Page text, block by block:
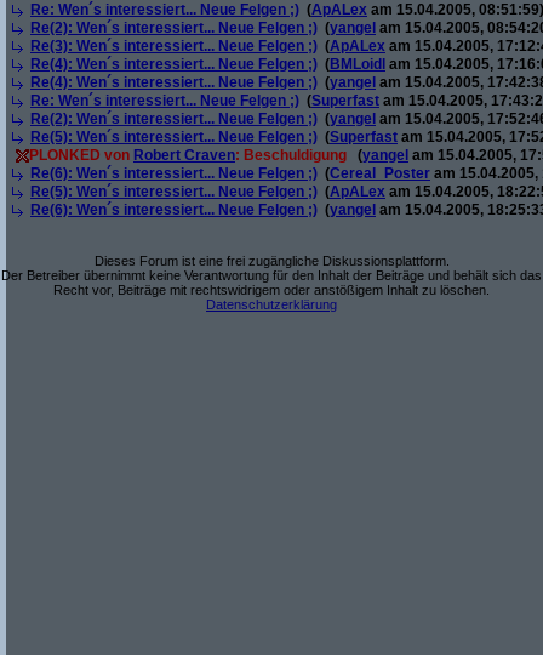
Re: Wen´s interessiert... Neue Felgen ;) (ApALex am 15.04.2005, 08:51:59)
Re(2): Wen´s interessiert... Neue Felgen ;) (yangel am 15.04.2005,
Re(3): Wen´s interessiert... Neue Felgen ;) (ApALex am 15.04.2005,
Re(4): Wen´s interessiert... Neue Felgen ;) (BMLoidl am 15.04.2005,
Re(4): Wen´s interessiert... Neue Felgen ;) (yangel am 15.04.2005,
Re: Wen´s interessiert... Neue Felgen ;) (Superfast am 15.04.2005,
Re(2): Wen´s interessiert... Neue Felgen ;) (yangel am 15.04.2005,
Re(5): Wen´s interessiert... Neue Felgen ;) (Superfast am 15.04.2005,
PLONKED von Robert Craven: Beschuldigung (yangel am 15.04.2005,
Re(6): Wen´s interessiert... Neue Felgen ;) (Cereal_Poster am 15.04.2005,
Re(5): Wen´s interessiert... Neue Felgen ;) (ApALex am 15.04.2005,
Re(6): Wen´s interessiert... Neue Felgen ;) (yangel am 15.04.2005,
Dieses Forum ist eine frei zugängliche Diskussionsplattform.
Der Betreiber übernimmt keine Verantwortung für den Inhalt der Beiträge und behält sich das
Recht vor, Beiträge mit rechtswidrigem oder anstößigem Inhalt zu löschen.
Datenschutzerklärung